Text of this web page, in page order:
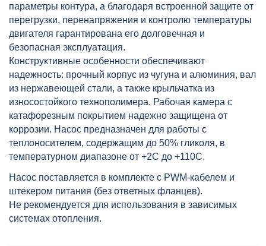
параметры контура, а благодаря встроенной защите от
перегрузки, перенапряжения и контролю температуры
двигателя гарантирована его долговечная и
безопасная эксплуатация.
Конструктивные особенности обеспечивают
надежность: прочный корпус из чугуна и алюминия, вал
из нержавеющей стали, а также крыльчатка из
износостойкого технополимера. Рабочая камера с
катафорезным покрытием надежно защищена от
коррозии. Насос предназначен для работы с
теплоносителем, содержащим до 50% гликоля, в
температурном диапазоне от +2C до +110C.
Насос поставляется в комплекте с PWM-кабелем и
штекером питания (без ответных фланцев).
Не рекомендуется для использования в зависимых
системах отопления.